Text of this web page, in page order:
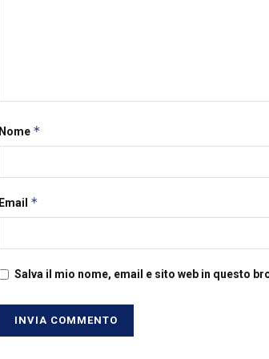
Nome *
Email *
Salva il mio nome, email e sito web in questo